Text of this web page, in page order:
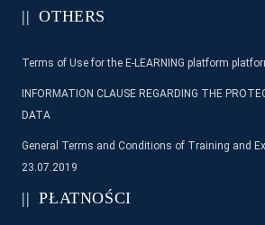
OTHERS
Terms of Use for the E-LEARNING platform
INFORMATION CLAUSE REGARDING THE
DATA
General Terms and Conditions of Training and
23.07.2019
PŁATNOŚCI